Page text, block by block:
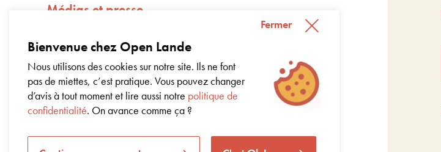
Médias et presse
Open Lande recrute
Nos engagements d’entreprise – Impact Score
Livre blanc sur la régénération
Coworking dans nos bureaux
Bienvenue chez Open Lande
Fermer
Nous utilisons des cookies sur notre site. Ils ne font
pas de miettes, c’est pratique. Vous pouvez changer
d’avis à tout moment et lire aussi notre politique de
confidentialité. On avance comme ça ?